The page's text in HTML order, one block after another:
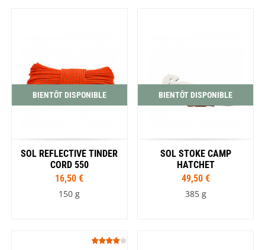
BIENTÔT DISPONIBLE
SOL REFLECTIVE TINDER
CORD 550
16,50 €
150 g
BIENTÔT DISPONIBLE
SOL STOKE CAMP
HATCHET
49,50 €
385 g